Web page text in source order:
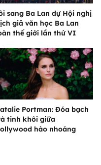
sang Ba Lan dự Hội nghị
giả văn học Ba Lan
thế giới lần thứ VI
Portman: Đóa bạch
tinh khôi giữa
hào nhoáng